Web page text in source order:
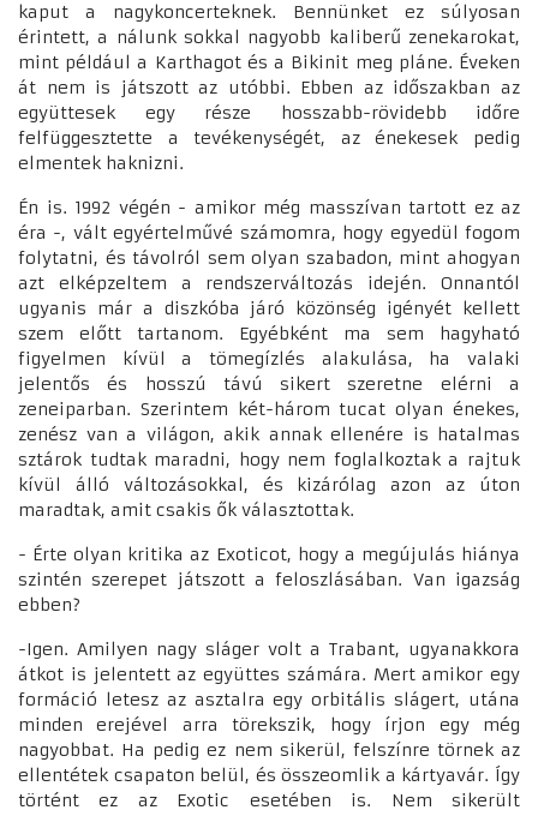
kaput a nagykoncerteknek. Bennünket ez súlyosan
érintett, a nálunk sokkal nagyobb kaliberű zenekarokat,
mint például a Karthagot és a Bikinit meg pláne. Éveken
át nem is játszott az utóbbi. Ebben az időszakban az
együttesek egy része hosszabb-rövidebb időre
felfüggesztette a tevékenységét, az énekesek pedig
elmentek haknizni.
Én is. 1992 végén - amikor még masszívan tartott ez az
éra -, vált egyértelművé számomra, hogy egyedül fogom
folytatni, és távolról sem olyan szabadon, mint ahogyan
azt elképzeltem a rendszerváltozás idején. Onnantól
ugyanis már a diszkóba járó közönség igényét kellett
szem előtt tartanom. Egyébként ma sem hagyható
figyelmen kívül a tömegízlés alakulása, ha valaki
jelentős és hosszú távú sikert szeretne elérni a
zeneiparban. Szerintem két-három tucat olyan énekes,
zenész van a világon, akik annak ellenére is hatalmas
sztárok tudtak maradni, hogy nem foglalkoztak a rajtuk
kívül álló változásokkal, és kizárólag azon az úton
maradtak, amit csakis ők választottak.
- Érte olyan kritika az Exoticot, hogy a megújulás hiánya
szintén szerepet játszott a feloszlásában. Van igazság
ebben?
-Igen. Amilyen nagy sláger volt a Trabant, ugyanakkora
átkot is jelentett az együttes számára. Mert amikor egy
formáció letesz az asztalra egy orbitális slágert, utána
minden erejével arra törekszik, hogy írjon egy még
nagyobbat. Ha pedig ez nem sikerül, felszínre törnek az
ellentétek csapaton belül, és összeomlik a kártyavár. Így
történt ez az Exotic esetében is. Nem sikerült